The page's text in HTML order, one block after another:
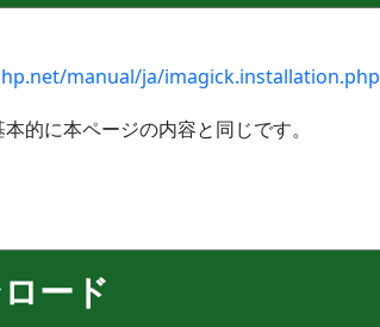
manual/ja/imagick.installation.php
的に本ページの内容と同じです。
ード